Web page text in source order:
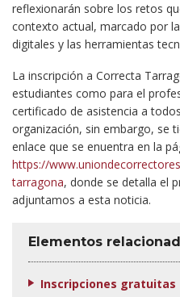
reflexionarán sobre los retos
contexto actual, marcado por
digitales y las herramientas
La inscripción a Correcta
estudiantes como para el
certificado de asistencia a
organización, sin embargo, se
enlace que se enuentra en la
https://
tarragona, donde se detalla el
adjuntamos a esta noticia.
Elementos
Inscripciones gratuitas